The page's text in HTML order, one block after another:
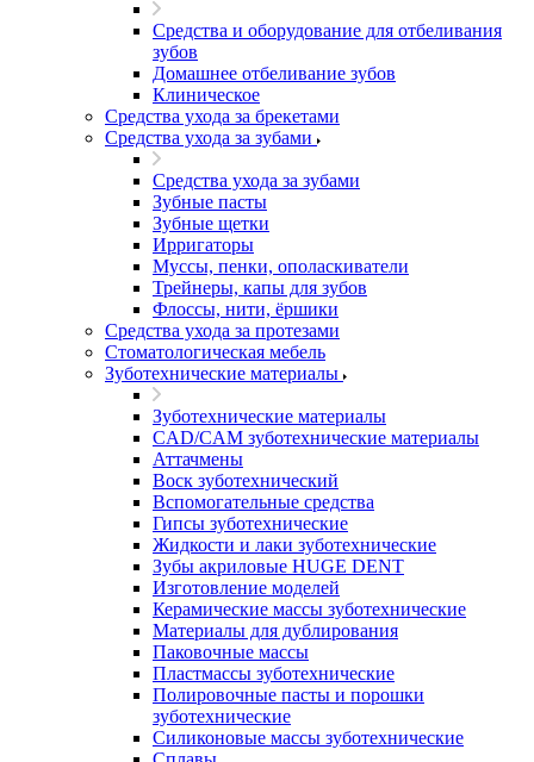
Средства и оборудование для отбеливания
зубов
Домашнее отбеливание зубов
Клиническое
Средства ухода за брекетами
Средства ухода за зубами
Средства ухода за зубами
Зубные пасты
Зубные щетки
Ирригаторы
Муссы, пенки, ополаскиватели
Трейнеры, капы для зубов
Флоссы, нити, ёршики
Средства ухода за протезами
Стоматологическая мебель
Зуботехнические материалы
Зуботехнические материалы
CAD/CAM зуботехнические материалы
Аттачмены
Воск зуботехнический
Вспомогательные средства
Гипсы зуботехнические
Жидкости и лаки зуботехнические
Зубы акриловые HUGE DENT
Изготовление моделей
Керамические массы зуботехнические
Материалы для дублирования
Паковочные массы
Пластмассы зуботехнические
Полировочные пасты и порошки
зуботехнические
Силиконовые массы зуботехнические